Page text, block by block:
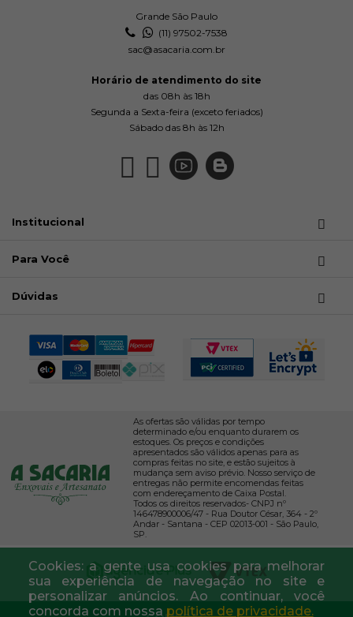
Cookies: a gente usa cookies para melhorar
sua experiência de navegação no site e
personalizar anúncios. Ao continuar, você
concorda com nossa política de privacidade.
Grande São Paulo
(11) 97502-7538
sac@asacaria.com.br
Horário de atendimento do site
das 08h às 18h
Segunda a Sexta-feira (exceto feriados)
Sábado das 8h às 12h
Institucional
Para Você
Dúvidas
As ofertas são válidas por tempo
determinado e/ou enquanto durarem os
estoques. Os preços e condições
apresentados são válidos apenas para as
compras feitas no site, e estão sujeitos à
mudança sem aviso prévio. Nosso serviço de
entregas não permite encomendas feitas
com endereçamento de Caixa Postal.
Todos os direitos reservados- CNPJ nº
146478900006/47 - Rua Doutor César, 364 - 2º
Andar - Santana - CEP 02013-001 - São Paulo,
SP.